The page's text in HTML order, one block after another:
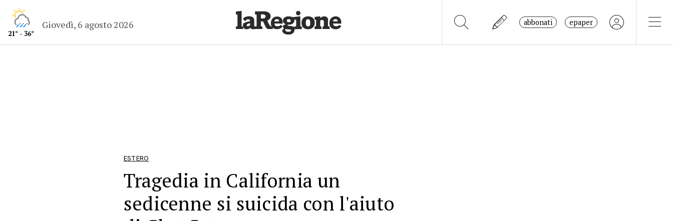
21° - 36°
Giovedì, 6 agosto 2026 abbonati epaper
ESTERO
Tragedia in California un
sedicenne si suicida con l'aiuto